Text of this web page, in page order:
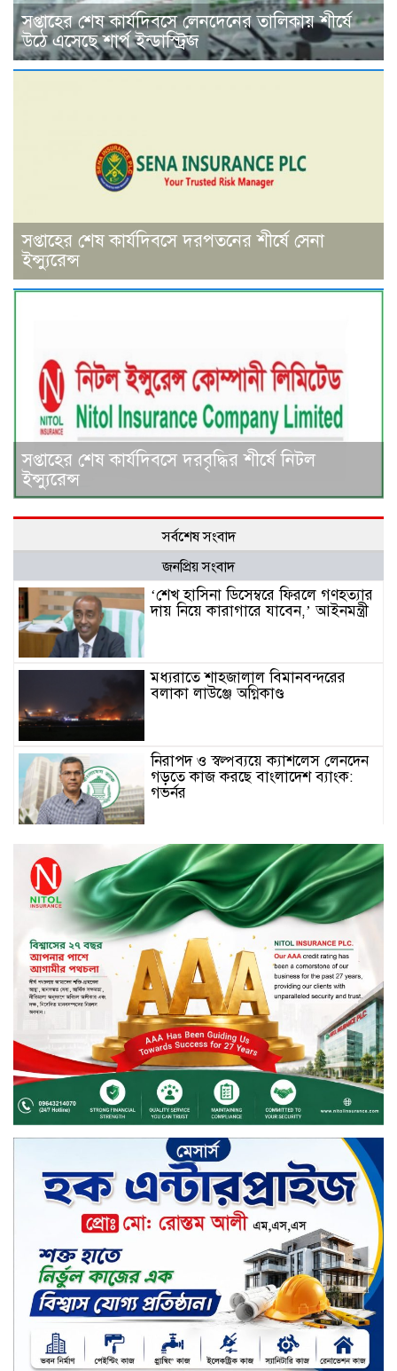
সপ্তাহের শেষ কার্যদিবসে লেনদেনের তালিকায় শীর্ষে
উঠে এসেছে শার্প ইন্ডাস্ট্রিজ
সপ্তাহের শেষ কার্যদিবসে দরপতনের শীর্ষে সেনা
ইন্স্যুরেন্স
সপ্তাহের শেষ কার্যদিবসে দরবৃদ্ধির শীর্ষে নিটল
ইন্স্যুরেন্স
সর্বশেষ সংবাদ
জনপ্রিয় সংবাদ
‘শেখ হাসিনা ডিসেম্বরে ফিরলে গণহত্যার
দায় নিয়ে কারাগারে যাবেন,’ আইনমন্ত্রী
মধ্যরাতে শাহজালাল বিমানবন্দরের
বলাকা লাউঞ্জে অগ্নিকাণ্ড
নিরাপদ ও স্বল্পব্যয়ে ক্যাশলেস লেনদেন
গড়তে কাজ করছে বাংলাদেশ ব্যাংক:
গভর্নর
জীবননগর সীমান্ত দিয়ে ভারতে অবৈধ
অনুপ্রবেশের সময় ৮ বাংলাদেশি নারী
আটক
মাধবপুর গৃহবধূর ঝুলন্ত মরদেহ উদ্ধার
করছে পুলিশ
চ্যানেল আইয়ের ‘আমরাই বাংলাদেশ’
টকশোতে সাইফুল ইসলাম সোহেল ও
চিত্রনায়ক ডিএ তায়েব
টাঙ্গাইলে নিহত বাস মালিকদের
পরিবারকে অনুদান ও সম্মাননা প্রদান
টাঙ্গাইলে ভাষা কর্মশালা ও পুরষ্কার
বিতরণ
সড়ক নিরাপত্তায় বিশেষ অবদান রাখায়
নিসচা বিশেষ সম্মাননা পেলেন লায়ন গনি
মিয়া বাবুল
মার্কেন্টাইল ব্যাংকের নির্বাহী কমিটির
চেয়ারম্যান হলেন আনোয়ারুল হক